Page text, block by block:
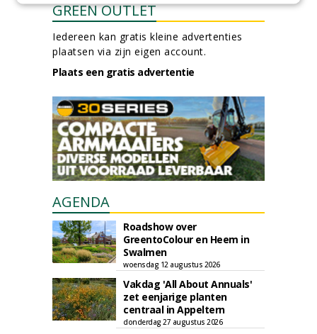
GREEN OUTLET
Iedereen kan gratis kleine advertenties
plaatsen via zijn eigen account.
Plaats een gratis advertentie
AGENDA
Roadshow over
GreentoColour en Heem in
Swalmen
woensdag 12 augustus 2026
Vakdag 'All About Annuals'
zet eenjarige planten
centraal in Appeltern
donderdag 27 augustus 2026